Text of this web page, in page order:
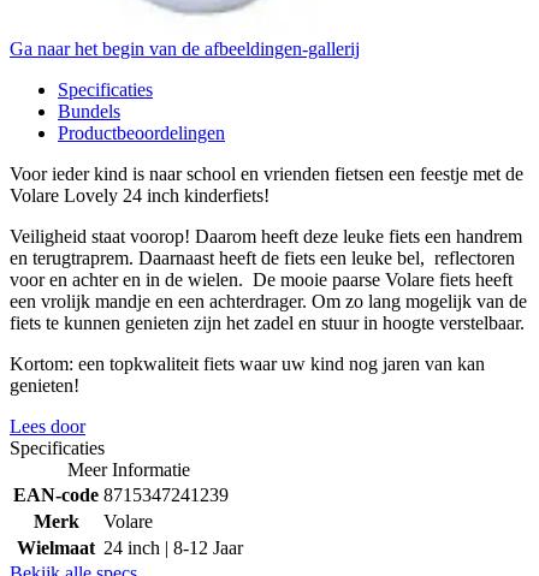
Ga naar het begin van de afbeeldingen-gallerij
Specificaties
Bundels
Productbeoordelingen
Voor ieder kind is naar school en vrienden fietsen een feestje met de
Volare Lovely 24 inch kinderfiets!
Veiligheid staat voorop! Daarom heeft deze leuke fiets een handrem
en terugtraprem. Daarnaast heeft de fiets een leuke bel, reflectoren
voor en achter en in de wielen. De mooie paarse Volare fiets heeft
een vrolijk mandje en een achterdrager. Om zo lang mogelijk van de
fiets te kunnen genieten zijn het zadel en stuur in hoogte verstelbaar.
Kortom: een topkwaliteit fiets waar uw kind nog jaren van kan
genieten!
Lees door
Specificaties
Meer Informatie
EAN-code 8715347241239
Merk
Volare
Wielmaat 24 inch | 8-12 Jaar